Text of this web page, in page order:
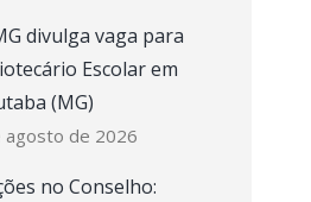
divulga vaga para
Escolar em
(MG)
agosto de 2026
no Conselho: